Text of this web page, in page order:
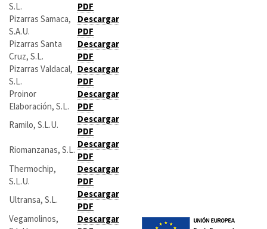
S.L.
PDF
Pizarras Samaca,
S.A.U.
Descargar
PDF
Pizarras Santa
Cruz, S.L.
Descargar
PDF
Pizarras Valdacal,
S.L.
Descargar
PDF
Proinor
Elaboración, S.L.
Descargar
PDF
Ramilo, S.L.U.
Descargar
PDF
Riomanzanas, S.L.
Descargar
PDF
Thermochip,
S.L.U.
Descargar
PDF
Ultransa, S.L.
Descargar
PDF
Vegamolinos,
Descargar